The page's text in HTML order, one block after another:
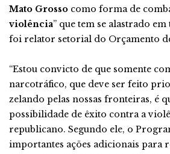
Mato Grosso como forma de
violência” que tem se alastrado
foi relator setorial do Orçamento de
“Estou convicto de que somente
narcotráfico, que deve ser feito
zelando pelas nossas fronteiras, é
possibilidade de êxito contra a
republicano. Segundo ele, o
importantes ações adicionais para